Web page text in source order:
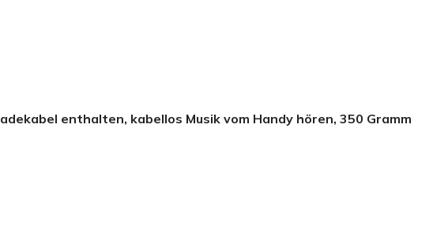
enthalten, kabellos Musik vom Handy hören, 350 Gramm